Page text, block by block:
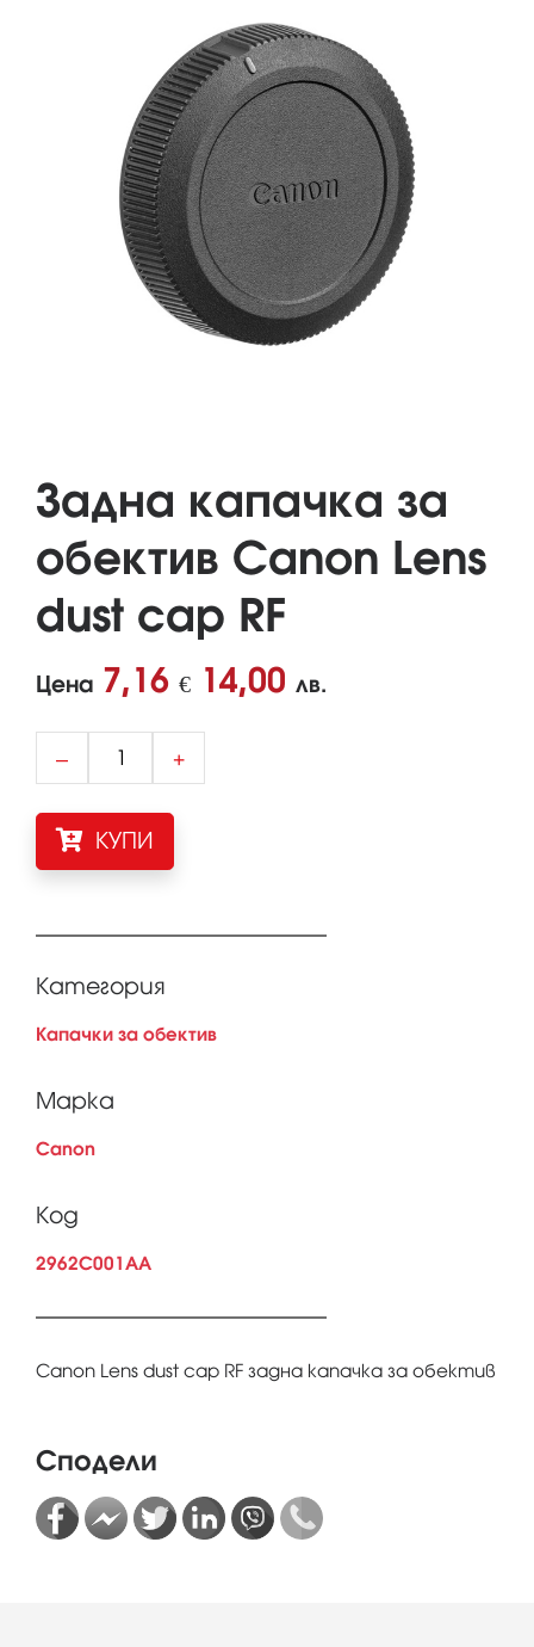
Задна капачка за
обектив Canon Lens
dust cap RF
Цена 7,16 € 14,00 лв.
– +
КУПИ
Категория
Капачки за обектив
Марка
Canon
Код
2962C001AA
Canon Lens dust cap RF задна капачка за обектив
Сподели